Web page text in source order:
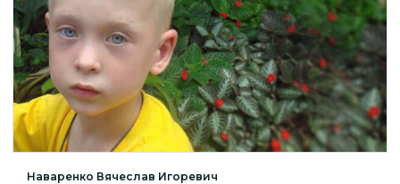
Наваренко Вячеслав Игоревич